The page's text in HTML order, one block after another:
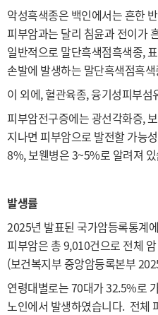
악성흑색종은 백인에서는 흔한
피부암과는 달리 침윤과 전이가
일반적으로 말단흑색점흑색종,
손발에 발생하는 말단흑색점흑
이 외에, 혈관육종, 융기성피부
피부암전구증에는 광선각화증,
지나면 피부암으로 발전할 가능
8%, 보웬병은 3~5%로 알려져
발생률
2025년 발표된 국가암등록통계
피부암은 총 9,010건으로 전체
(보건복지부 중앙암등록본부
연령대별로는 70대가 32.5%로
노인에서 발생하였습니다. 전체